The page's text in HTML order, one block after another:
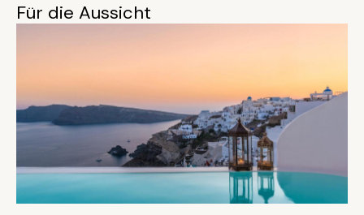
Für die Aussicht